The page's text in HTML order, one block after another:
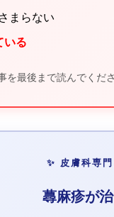
まらない
いる
を最後まで読んでくださ
✨ 皮膚科専
蕁麻疹が